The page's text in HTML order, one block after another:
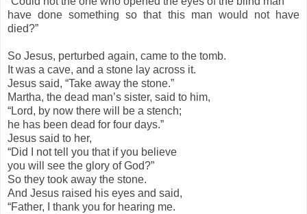
have done something so that this man would not have
died?”
So Jesus, perturbed again, came to the tomb.
It was a cave, and a stone lay across it.
Jesus said, “Take away the stone.”
Martha, the dead man’s sister, said to him,
“Lord, by now there will be a stench;
he has been dead for four days.”
Jesus said to her,
“Did I not tell you that if you believe
you will see the glory of God?”
So they took away the stone.
And Jesus raised his eyes and said,
“Father, I thank you for hearing me.